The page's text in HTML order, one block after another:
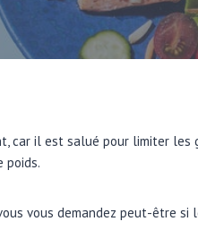
car il est salué pour limiter les
poids.
vous demandez peut-être si